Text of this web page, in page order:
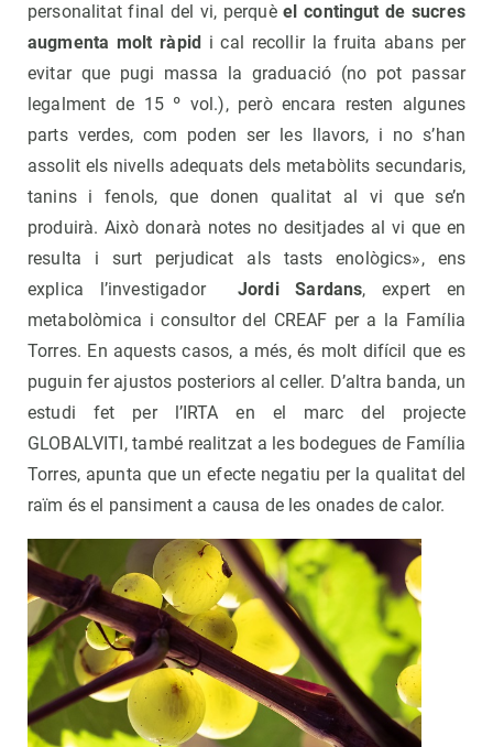
personalitat final del vi, perquèel contingut de sucres
augmenta molt ràpid i cal recollir la fruita abans per
evitar que pugi massa la graduació (no pot passar
legalment de 15 º vol.), però encara resten algunes
parts verdes, com poden ser les llavors, i no s’han
assolit els nivells adequats dels metabòlits secundaris,
tanins i fenols, que donen qualitat al vi que se’n
produirà. Això donarà notes no desitjades al vi que en
resulta i surt perjudicat als tasts enològics», ens
explica l’investigador
Jordi Sardans, expert en
metabolòmica i consultor del CREAF per a la Família
Torres. En aquests casos, a més, és molt difícil que es
puguin fer ajustos posteriors al celler. D’altra banda, un
estudi fet per l’IRTA en el marc del projecte
GLOBALVITI, també realitzat a les bodegues de Família
Torres, apunta que un efecte negatiu per la qualitat del
raïm és el pansiment a causa de les onades de calor.